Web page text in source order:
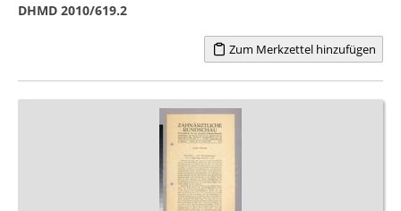
DHMD 2010/619.2
Zum Merkzettel hinzufügen